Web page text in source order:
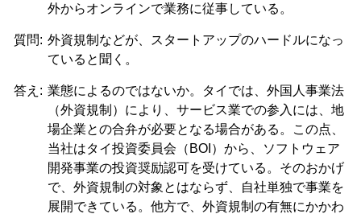
外からオンラインで業務に従事している。
質問: 外資規制などが、スタートアップのハードルになっ
ていると聞く。
答え: 業態によるのではないか。タイでは、外国人事業法
（外資規制）により、サービス業での参入には、地
場企業との合弁が必要となる場合がある。この点、
当社はタイ投資委員会（BOI）から、ソフトウェア
開発事業の投資奨励認可を受けている。そのおかげ
で、外資規制の対象とはならず、自社単独で事業を
展開できている。他方で、外資規制の有無にかかわ